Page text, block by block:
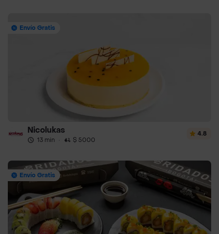
Envío Gratis
Nicolukas
13 min · $ 5000
4.8
Envío Gratis